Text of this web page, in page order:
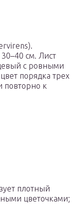
см. Лист
с ровными
порядка трех
повторно к
плотный
цветочками;